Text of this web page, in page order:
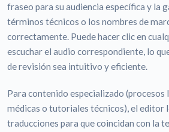
fraseo para su audiencia específica y la
términos técnicos o los nombres de
correctamente. Puede hacer clic en
escuchar el audio correspondiente, lo
de revisión sea intuitivo y eficiente.
Para contenido especializado (procesos
médicas o tutoriales técnicos), el editor
traducciones para que coincidan con la